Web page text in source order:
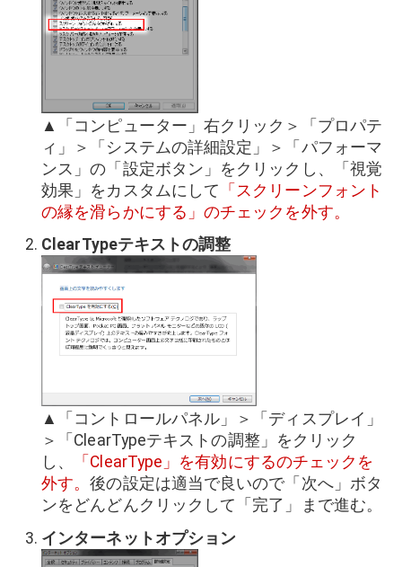
▲「コンピューター」右クリック＞「プロパテ
ィ」＞「システムの詳細設定」＞「パフォーマ
ンス」の「設定ボタン」をクリックし、「視覚
効果」をカスタムにして 「スクリーンフォント
の縁を滑らかにする」のチェックを外す。
ClearTypeテキストの調整
▲「コントロールパネル」＞「ディスプレイ」
＞「ClearTypeテキストの調整」をクリック
し、
「ClearType」を有効にするのチェックを
外す。後の設定は適当で良いので「次へ」ボタ
ンをどんどんクリックして「完了」まで進む。
インターネットオプション